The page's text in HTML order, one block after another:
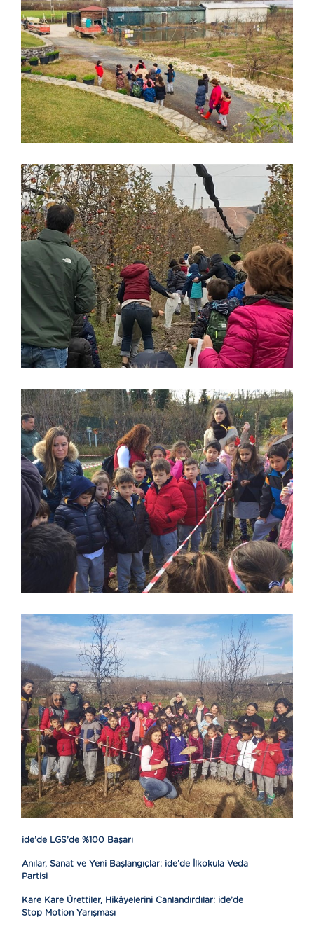
ide’de LGS’de %100 Başarı
Anılar, Sanat ve Yeni Başlangıçlar: ide’de İlkokula Veda
Partisi
Kare Kare Ürettiler, Hikâyelerini Canlandırdılar: ide’de
Stop Motion Yarışması